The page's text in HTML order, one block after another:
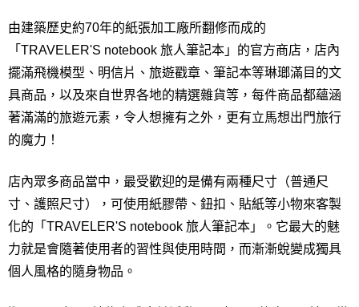
由建築歷史約70年的紙張加工廠所翻修而成的
「TRAVELER'S notebook 旅人筆記本」的官方商店，店內
擺滿飛機模型、明信片、旅遊戳章、筆記本等琳瑯滿目的文
具商品，以及來自世界各地的精選雜貨等，每件商品都蘊涵
著滿滿的旅遊元素，令人想擁有之外，更有立馬想出門旅行
的魔力！
店內眾多商品當中，最受歡迎的是備有兩種尺寸（普通尺
寸、護照尺寸），可使用紙膠帶、鈕扣、貼紙等小物來客製
化的「TRAVELER'S notebook 旅人筆記本」。它最大的魅
力就是會隨著使用者的習性與使用時間，而漸漸蛻變成獨具
個人風格的隨身物品。